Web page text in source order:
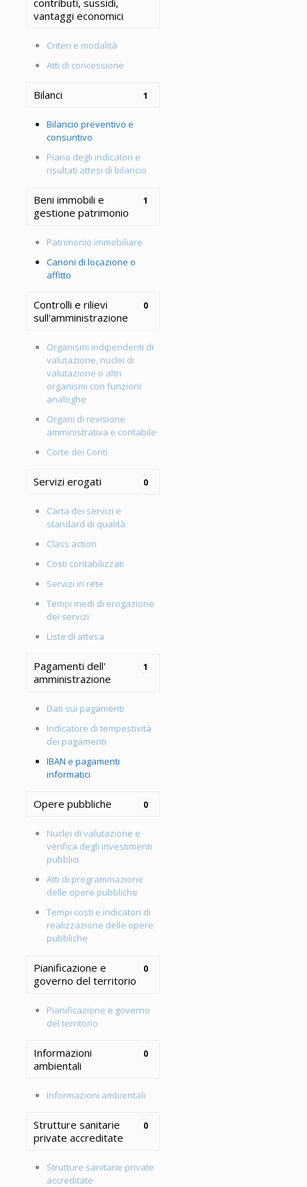
contributi, sussidi,
vantaggi economici
Criteri e modalità
Atti di concessione
1
Bilanci
Bilancio preventivo e
consuntivo
Piano degli indicatori e
risultati attesi di bilancio
1
Beni immobili e
gestione patrimonio
Patrimonio immobiliare
Canoni di locazione o
affitto
0
Controlli e rilievi
sull'amministrazione
Organismi indipendenti di
valutazione, nuclei di
valutazione o altri
organismi con funzioni
analoghe
Organi di revisione
amministrativa e contabile
Corte dei Conti
0
Servizi erogati
Carta dei servizi e
standard di qualità
Class action
Costi contabilizzati
Servizi in rete
Tempi medi di erogazione
dei servizi
Liste di attesa
1
Pagamenti dell'
amministrazione
Dati sui pagamenti
Indicatore di tempestività
dei pagamenti
IBAN e pagamenti
informatici
0
Opere pubbliche
Nuclei di valutazione e
verifica degli investimenti
pubblici
Atti di programmazione
delle opere pubbliche
Tempi costi e indicatori di
realizzazione delle opere
pubbliche
0
Pianificazione e
governo del territorio
Pianificazione e governo
del territorio
0
Informazioni
ambientali
Informazioni ambientali
0
Strutture sanitarie
private accreditate
Strutture sanitarie private
accreditate